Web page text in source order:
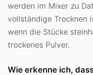
werden im Mixer zu
vollständige Trocknen
wenn die Stücke
trockenes Pulver.
Wie erkenne ich,